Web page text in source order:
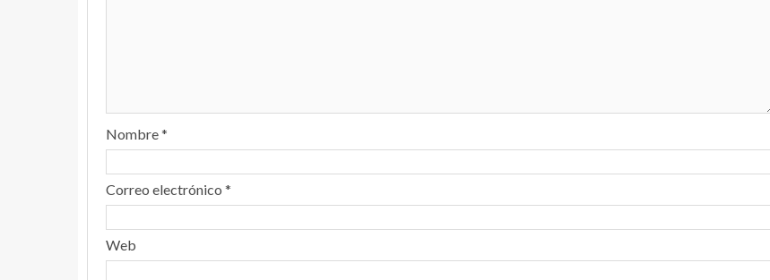
Nombre*
Correo electrónico *
Web